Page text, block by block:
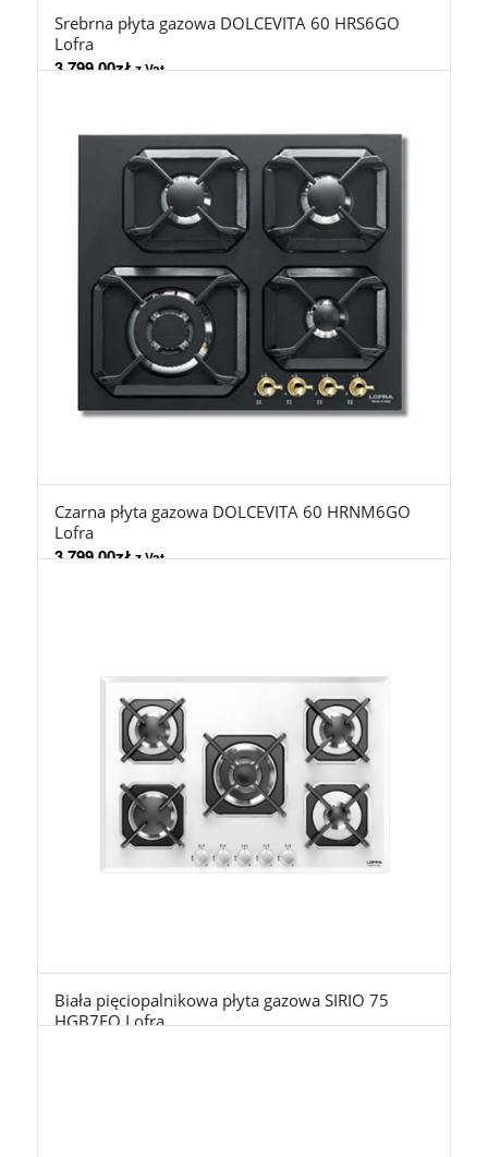
Srebrna płyta gazowa DOLCEVITA 60 HRS6GO
Lofra
3.799,00zł z Vat
Czarna płyta gazowa DOLCEVITA 60 HRNM6GO
Lofra
3.799,00zł z Vat
Biała pięciopalnikowa płyta gazowa SIRIO 75
HGB7EO Lofra